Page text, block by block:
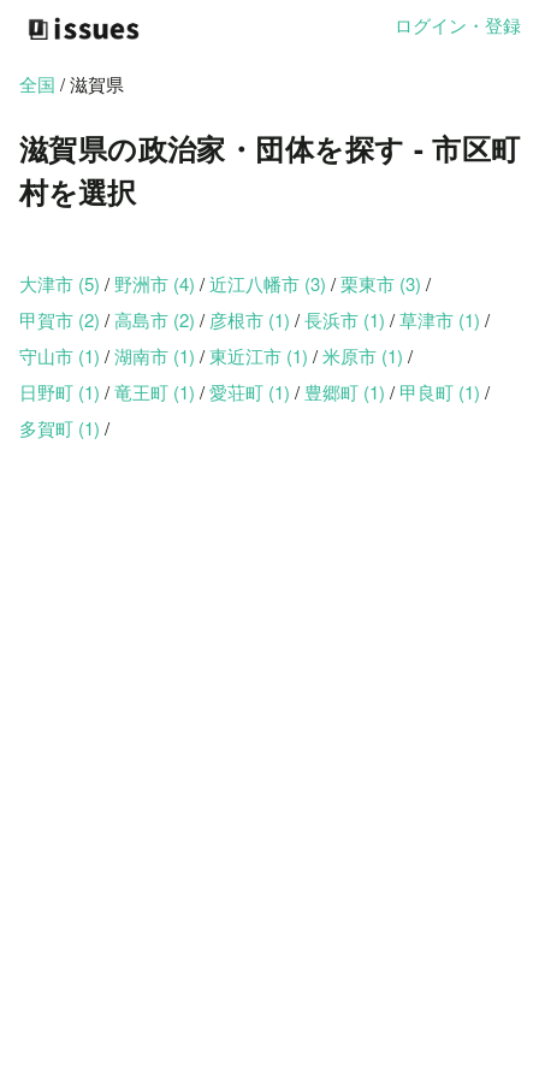
ログイン・登録
全国 / 滋賀県
滋賀県の政治家・団体を探す - 市区町
村を選択
大津市 (5) / 野洲市 (4) /近江八幡市 (3) /栗東市 (3) /
甲賀市 (2) /高島市 (2) / 彦根市 (1) /長浜市 (1) /草津市 (1) /
守山市 (1) /湖南市 (1) /東近江市 (1) /米原市 (1) /
日野町 (1) /竜王町 (1) /愛荘町 (1) / 豊郷町 (1) / 甲良町 (1) /
多賀町 (1) /